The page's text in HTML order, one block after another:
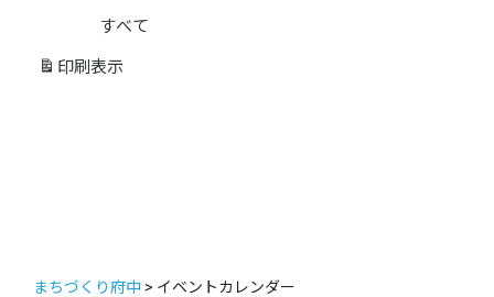
ゴ
リ
すべて
印刷 表示
まちづくり府中 > イベントカレンダー